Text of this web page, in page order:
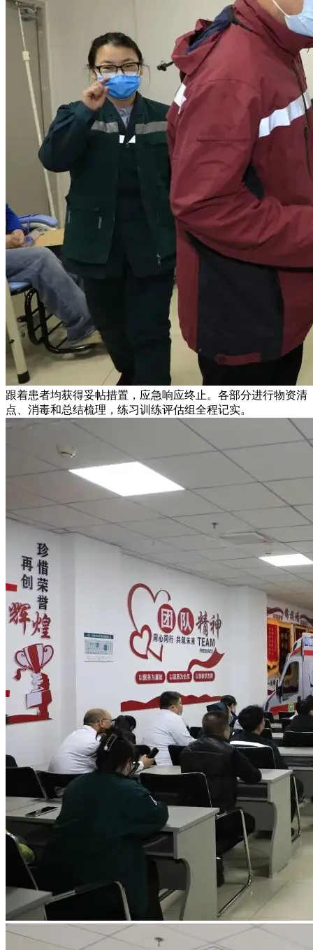
跟着患者均获得妥帖措置，应急响应终止。各部分进行物资清
点、消毒和总结梳理，练习训练评估组全程记实。